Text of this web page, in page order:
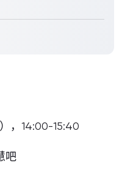
，14:00-15:40
吧